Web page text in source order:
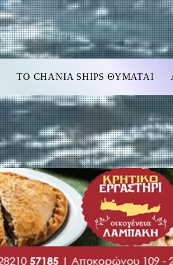
TO CHANIA SHIPS ΘΥΜΑΤΑΙ